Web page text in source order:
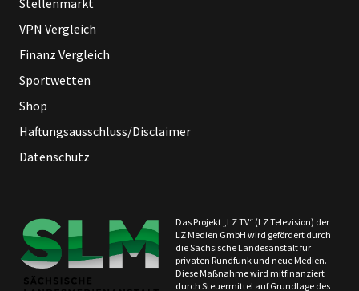
Stellenmarkt
VPN Vergleich
Finanz Vergleich
Sportwetten
Shop
Haftungsausschluss/Disclaimer
Datenschutz
Das Projekt „LZ TV“ (LZ Television) der
LZ Medien GmbH wird gefördert durch
die Sächsische Landesanstalt für
privaten Rundfunk und neue Medien.
Diese Maßnahme wird mitfinanziert
durch Steuermittel auf Grundlage des